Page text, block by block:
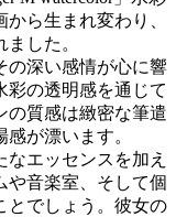
ら生まれ変わり、
した。
の深い感情が心に響
彩の透明感を通じて
の質感は緻密な筆遣
が漂います。
エッセンスを加え
や音楽室、そして個
とでしょう。彼女の